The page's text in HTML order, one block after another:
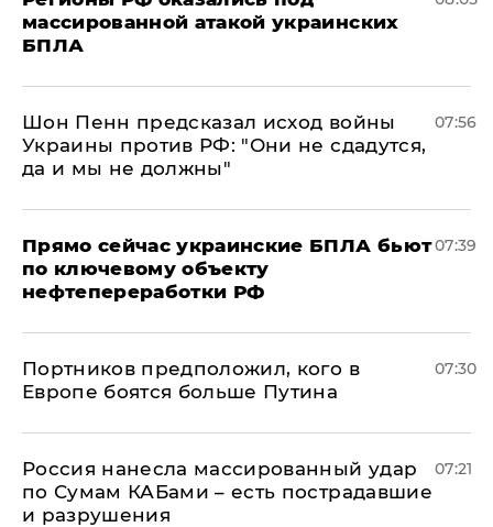
массированной атакой украинских
БПЛА
Шон Пенн предсказал исход войны
Украины против РФ: "Они не сдадутся,
да и мы не должны"
07:56
Прямо сейчас украинские БПЛА бьют
по ключевому объекту
нефтепереработки РФ
07:39
Портников предположил, кого в
Европе боятся больше Путина
07:30
Россия нанесла массированный удар
по Сумам КАБами – есть пострадавшие
и разрушения
07:21